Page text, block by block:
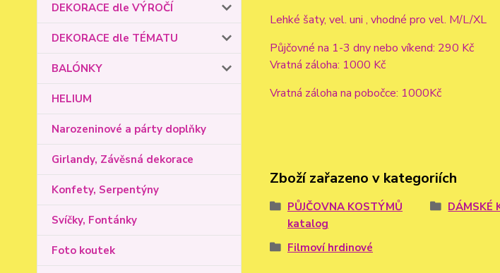
DEKORACE dle VÝROČÍ
DEKORACE dle TÉMATU
BALÓNKY
HELIUM
Narozeninové a párty doplňky
Girlandy, Závěsná dekorace
Konfety, Serpentýny
Svíčky, Fontánky
Foto koutek
Lehké šaty, vel. uni , vhodné pro vel. M/L/XL
Půjčovné na 1-3 dny nebo víkend: 290 Kč
Vratná záloha: 1000 Kč
Vratná záloha na pobočce: 1000Kč
Zboží zařazeno v kategoriích
PŮJČOVNA KOSTÝMŮ
katalog
DÁMSKÉ
Filmoví hrdinové